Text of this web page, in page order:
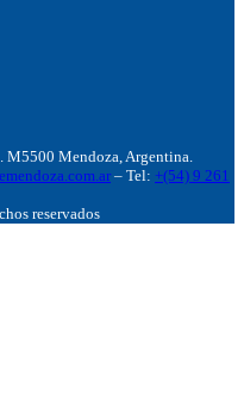
Mendoza, Argentina.
– Tel: +(54) 9 261
reservados